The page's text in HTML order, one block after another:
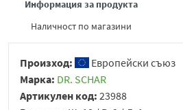
Информация за продукта
Наличност по магазини
Произход:
Европейски съюз
Марка: DR. SCHAR
Артикулен код: 23988